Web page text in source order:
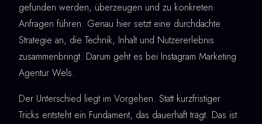
gefunden werden, überzeugen und zu konkreten
Anfragen führen. Genau hier setzt eine durchdachte
Strategie an, die Technik, Inhalt und Nutzererlebnis
zusammenbringt. Darum geht es bei Instagram Marketing
Agentur Wels.
Der Unterschied liegt im Vorgehen. Statt kurzfristiger
Tricks entsteht ein Fundament, das dauerhaft trägt. Das ist